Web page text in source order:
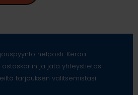
helposti. Kerää
ja jätä yhteystietosi
tarjouksen valitsemistasi